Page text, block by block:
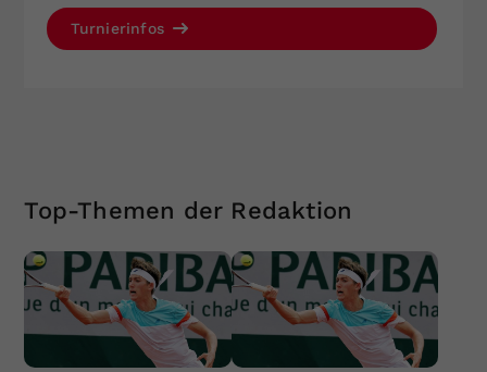
Turnierinfos
Top-Themen der Redaktion